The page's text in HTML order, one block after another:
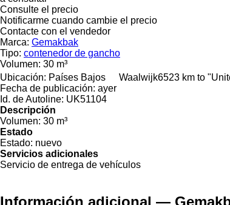
Consulte el precio
Notificarme cuando cambie el precio
Contacte con el vendedor
Marca: Gemakbak
Tipo: contenedor de gancho
Volumen: 30 m³
Ubicación: Países Bajos Waalwijk6523 km to
Fecha de publicación: ayer
Id. de Autoline: UK51104
Descripción
Volumen: 30 m³
Estado
Estado: nuevo
Servicios adicionales
Servicio de entrega de vehículos
Información adicional —